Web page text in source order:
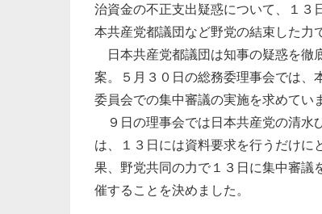
治資金の不正支出疑惑について、１３
本共産党都議団など野党の結束した力
日本共産党都議団は知事の疑惑を徹
案。５月３０日の総務委理事会では、
委員会での集中審議の実施を求めてい
９日の理事会では日本共産党の清水
は、１３日には資料要求を行うだけに
果、野党共同の力で１３日に集中審議
催することを決めました。